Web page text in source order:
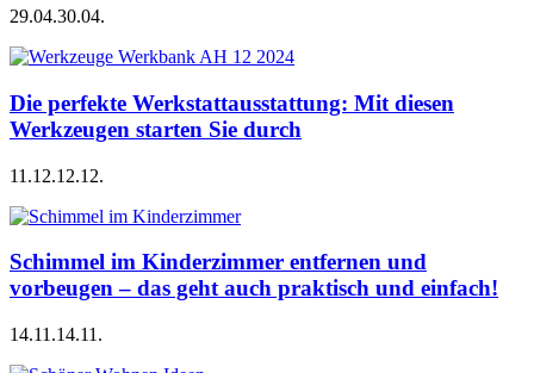
29.04.30.04.
Die perfekte Werkstattausstattung: Mit diesen
Werkzeugen starten Sie durch
11.12.12.12.
Schimmel im Kinderzimmer entfernen und
vorbeugen – das geht auch praktisch und einfach!
14.11.14.11.